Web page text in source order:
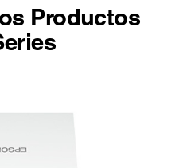
Productos